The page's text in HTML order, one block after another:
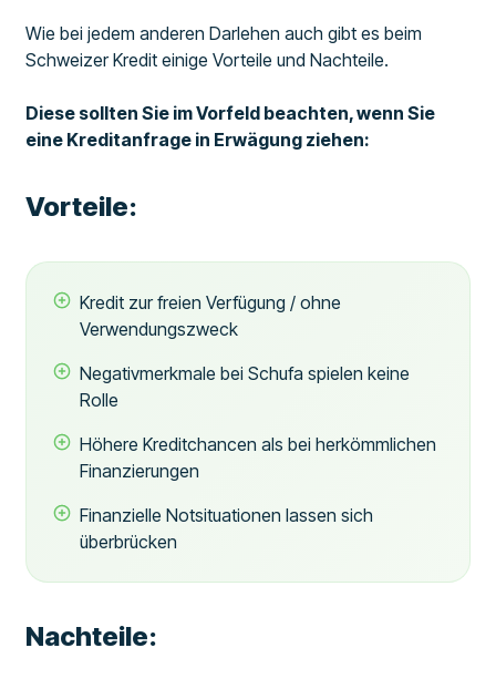
Wie bei jedem anderen Darlehen auch gibt es beim
Schweizer Kredit einige Vorteile und Nachteile.
Diese sollten Sie im Vorfeld beachten, wenn Sie
eine Kreditanfrage in Erwägung ziehen:
Vorteile:
Kredit zur freien Verfügung / ohne
Verwendungszweck
Negativmerkmale bei Schufa spielen keine
Rolle
Höhere Kreditchancen als bei herkömmlichen
Finanzierungen
Finanzielle Notsituationen lassen sich
überbrücken
Nachteile: